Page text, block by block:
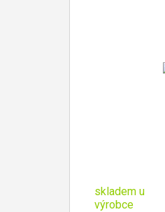
skladem u
výrobce